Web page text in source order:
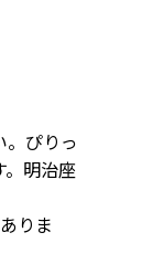
。ぴりっ
。明治座
りま